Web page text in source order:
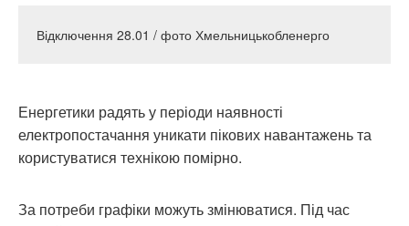
Відключення 28.01 / фото Хмельницькобленерго
Енергетики радять у періоди наявності
електропостачання уникати пікових навантажень та
користуватися технікою помірно.
За потреби графіки можуть змінюватися. Під час